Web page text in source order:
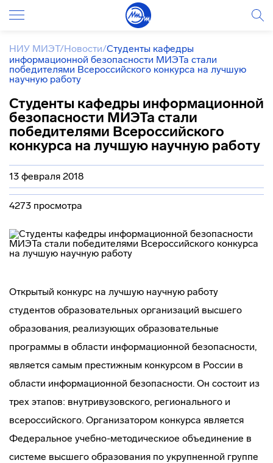
НИУ МИЭТ/Новости/Студенты кафедры
информационной безопасности МИЭТа стали
победителями Всероссийского конкурса на лучшую
научную работу
Студенты кафедры информационной
безопасности МИЭТа стали
победителями Всероссийского
конкурса на лучшую научную работу
13 февраля 2018
4273 просмотра
Открытый конкурс на лучшую научную работу
студентов образовательных организаций высшего
образования, реализующих образовательные
программы в области информационной безопасности,
является самым престижным конкурсом в России в
области информационной безопасности. Он состоит из
трех этапов: внутривузовского, регионального и
всероссийского. Организатором конкурса является
Федеральное учебно-методическиое объединение в
системе высшего образования по укрупненной группе